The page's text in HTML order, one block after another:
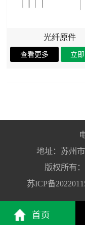
光纤原件
地址：苏州
版权所有
苏ICP备
首页